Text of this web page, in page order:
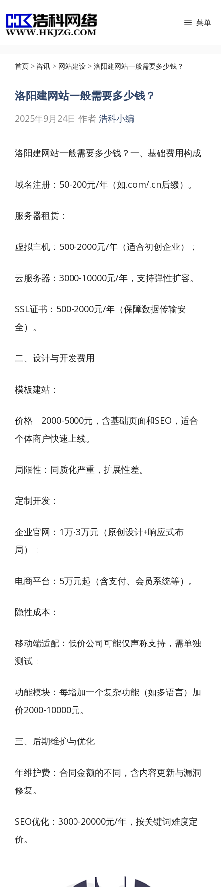
至
菜单
首页 > 咨讯 > 网站建设 > 洛阳建网站一般需要多少钱？
洛阳建网站一般需要多少钱？
2025年9月24日 作者 浩科小编
洛阳建网站一般需要多少钱？一、基础费用构成
域名注册：50-200元/年（如.com/.cn后缀）。
服务器租赁：
虚拟主机：500-2000元/年（适合初创企业）；
云服务器：3000-10000元/年，支持弹性扩容。
SSL证书：500-2000元/年（保障数据传输安
全）。
二、设计与开发费用
模板建站：
价格：2000-5000元，含基础页面和SEO，适合
个体商户快速上线。
局限性：同质化严重，扩展性差。
定制开发：
企业官网：1万-3万元（原创设计+响应式布
局）；
电商平台：5万元起（含支付、会员系统等）。
隐性成本：
移动端适配：低价公司可能仅声称支持，需单独
测试；
功能模块：每增加一个复杂功能（如多语言）加
价2000-10000元。
三、后期维护与优化
年维护费：合同金额的不同，含内容更新与漏洞
修复。
SEO优化：3000-20000元/年，按关键词难度定
价。